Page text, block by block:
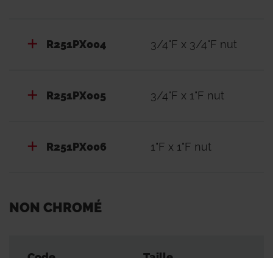
R251PX004 3/4"F x 3/4"F nut
R251PX005 3/4"F x 1"F nut
R251PX006 1"F x 1"F nut
NON CHROMÉ